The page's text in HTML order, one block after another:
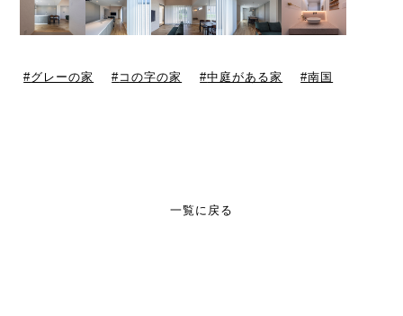
グレーの家 コの字の家 中庭がある家 南国
一覧に戻る